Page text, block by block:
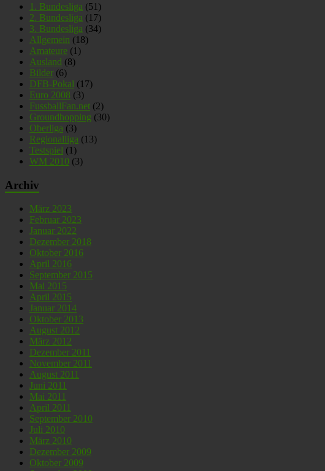
1. Bundesliga (51)
2. Bundesliga (17)
3. Bundesliga (34)
Allgemein (18)
Amateure (1)
Ausland (8)
Bilder (6)
DFB-Pokal (17)
Euro 2008 (3)
FussballFan.net (2)
Groundhopping (30)
Oberliga (3)
Regionalliga (13)
Testspiel (1)
WM 2010 (3)
Archiv
März 2023
Februar 2023
Januar 2022
Dezember 2018
Oktober 2016
April 2016
September 2015
Mai 2015
April 2015
Januar 2014
Oktober 2013
August 2012
März 2012
Dezember 2011
November 2011
August 2011
Juni 2011
Mai 2011
April 2011
September 2010
Juli 2010
März 2010
Dezember 2009
Oktober 2009